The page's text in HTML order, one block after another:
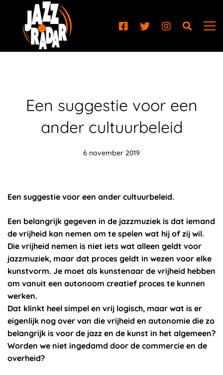
Een suggestie voor een
ander cultuurbeleid
6 november 2019
Een suggestie voor een ander cultuurbeleid.
Een belangrijk gegeven in de jazzmuziek is dat iemand
de vrijheid kan nemen om te spelen wat hij of zij wil.
Die vrijheid nemen is niet iets wat alleen geldt voor
jazzmuziek, maar dat proces geldt in wezen voor elke
kunstvorm. Je moet als kunstenaar de vrijheid hebben
om vanuit een autonoom creatief proces te kunnen
werken.
Dat klinkt heel simpel en vrij logisch, maar wat is er
eigenlijk nog over van die vrijheid en autonomie die zo
belangrijk is voor de jazz en de kunst in het algemeen?
Worden we niet ingedamd door de commercie en de
overheid?